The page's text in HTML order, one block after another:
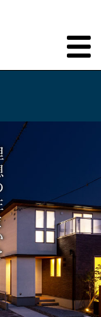
アクセス
プラン・間取図